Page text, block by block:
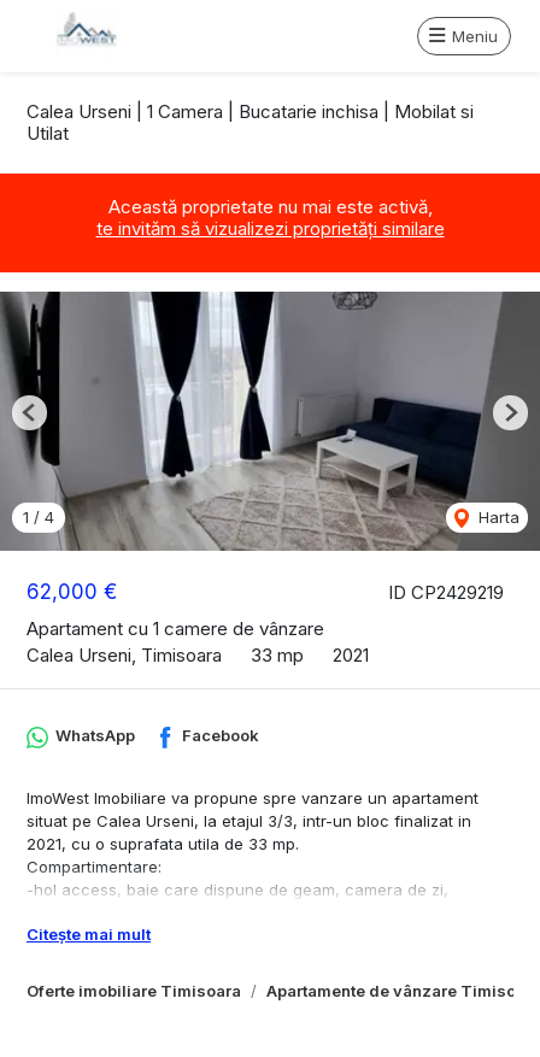
Meniu
Calea Urseni | 1 Camera | Bucatarie inchisa | Mobilat si
Utilat
Această proprietate nu mai este activă,
te invităm să vizualizezi proprietăți similare
ID CP2429219
62,000 €
Apartament cu 1 camere de vânzare
Calea Urseni, Timisoara
33 mp 2021
1 / 4 Harta
Previous
Oferte imobiliare Timisoara Apartamente de vânzare Timisoara
WhatsApp Facebook
ImoWest Imobiliare va propune spre vanzare un apartament
situat pe Calea Urseni, la etajul 3/3, intr-un bloc finalizat in
2021, cu o suprafata utila de 33 mp.
Compartimentare:
-hol access, baie care dispune de geam, camera de zi,
depozitare in pod, unde accesul se face direct din apartament,
Citește mai mult